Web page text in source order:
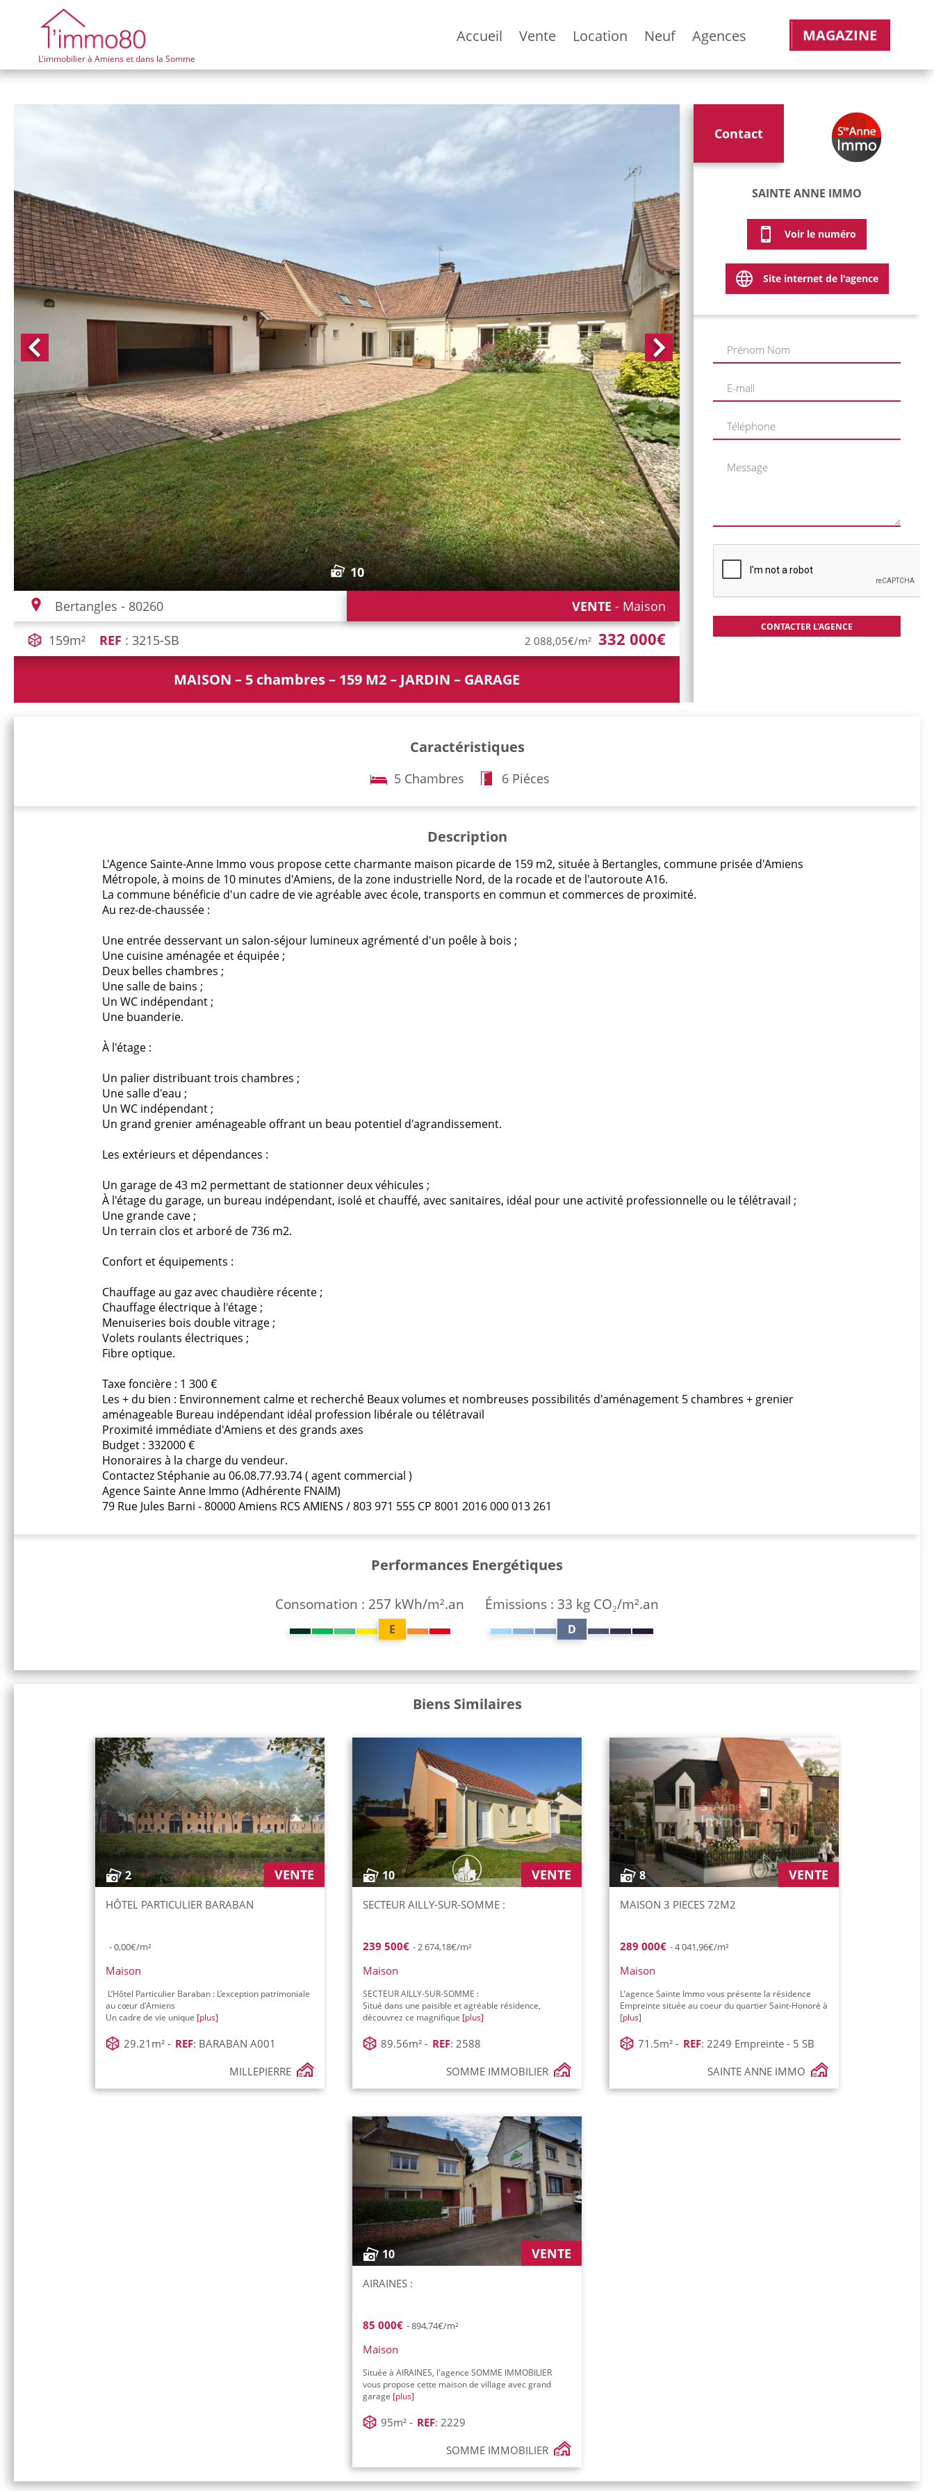
L'immobilier à Amiens et dans la Somme
Accueil Vente Location Neuf Agences MAGAZINE
10
Bertangles - 80260 VENTE - Maison
159m² REF : 3215-SB 2 088,05€/m² 332 000€
MAISON – 5 chambres – 159 M2 – JARDIN – GARAGE
Contact
SAINTE ANNE IMMO
Voir le numéro
Site internet de l'agence
Caractéristiques
5 Chambres 6 Piéces
Description
L'Agence Sainte-Anne Immo vous propose cette charmante maison picarde de 159 m2, située à Bertangles, commune prisée d'Amiens
Métropole, à moins de 10 minutes d'Amiens, de la zone industrielle Nord, de la rocade et de l'autoroute A16.
La commune bénéficie d'un cadre de vie agréable avec école, transports en commun et commerces de proximité.
Au rez-de-chaussée :
Une entrée desservant un salon-séjour lumineux agrémenté d'un poêle à bois ;
Une cuisine aménagée et équipée ;
Deux belles chambres ;
Une salle de bains ;
Un WC indépendant ;
Une buanderie.
À l'étage :
Un palier distribuant trois chambres ;
Une salle d'eau ;
Un WC indépendant ;
Un grand grenier aménageable offrant un beau potentiel d'agrandissement.
Les extérieurs et dépendances :
Un garage de 43 m2 permettant de stationner deux véhicules ;
À l'étage du garage, un bureau indépendant, isolé et chauffé, avec sanitaires, idéal pour une activité professionnelle ou le télétravail ;
Une grande cave ;
Un terrain clos et arboré de 736 m2.
Confort et équipements :
Chauffage au gaz avec chaudière récente ;
Chauffage électrique à l'étage ;
Menuiseries bois double vitrage ;
Volets roulants électriques ;
Fibre optique.
Taxe foncière : 1 300 €
Les + du bien : Environnement calme et recherché Beaux volumes et nombreuses possibilités d'aménagement 5 chambres + grenier
aménageable Bureau indépendant idéal profession libérale ou télétravail
Proximité immédiate d'Amiens et des grands axes
Budget : 332000 €
Honoraires à la charge du vendeur.
Contactez Stéphanie au 06.08.77.93.74 ( agent commercial )
Agence Sainte Anne Immo (Adhérente FNAIM)
79 Rue Jules Barni - 80000 Amiens RCS AMIENS / 803 971 555 CP 8001 2016 000 013 261
Performances Energétiques
Consomation : 257 kWh/m².an
E
Émissions : 33 kg CO₂/m².an
D
Biens Similaires
2 VENTE
HÔTEL PARTICULIER BARABAN
- 0,00€/m²
Maison
L’Hôtel Particulier Baraban : L’exception patrimoniale
au cœur d'Amiens
Un cadre de vie unique [plus]
29.21m² - REF: BARABAN A001
MILLEPIERRE
10 VENTE
SECTEUR AILLY-SUR-SOMME :
239 500€ - 2 674,18€/m²
Maison
SECTEUR AILLY-SUR-SOMME :
Situé dans une paisible et agréable résidence,
découvrez ce magnifique [plus]
89.56m² - REF: 2588
SOMME IMMOBILIER
8 VENTE
MAISON 3 PIECES 72M2
289 000€ - 4 041,96€/m²
Maison
L'agence Sainte Immo vous présente la résidence
Empreinte située au coeur du quartier Saint-Honoré à
[plus]
71.5m² - REF: 2249 Empreinte - 5 SB
SAINTE ANNE IMMO
10 VENTE
AIRAINES :
85 000€ - 894,74€/m²
Maison
Située à AIRAINES, l'agence SOMME IMMOBILIER
vous propose cette maison de village avec grand
garage [plus]
95m² - REF: 2229
SOMME IMMOBILIER